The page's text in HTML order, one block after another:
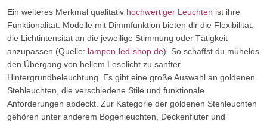
Ein weiteres Merkmal qualitativ hochwertiger Leuchten ist ihre
Funktionalität. Modelle mit Dimmfunktion bieten dir die Flexibilität,
die Lichtintensität an die jeweilige Stimmung oder Tätigkeit
anzupassen (Quelle: lampen-led-shop.de). So schaffst du mühelos
den Übergang von hellem Leselicht zu sanfter
Hintergrundbeleuchtung. Es gibt eine große Auswahl an goldenen
Stehleuchten, die verschiedene Stile und funktionale
Anforderungen abdeckt. Zur Kategorie der goldenen Stehleuchten
gehören unter anderem Bogenleuchten, Deckenfluter und